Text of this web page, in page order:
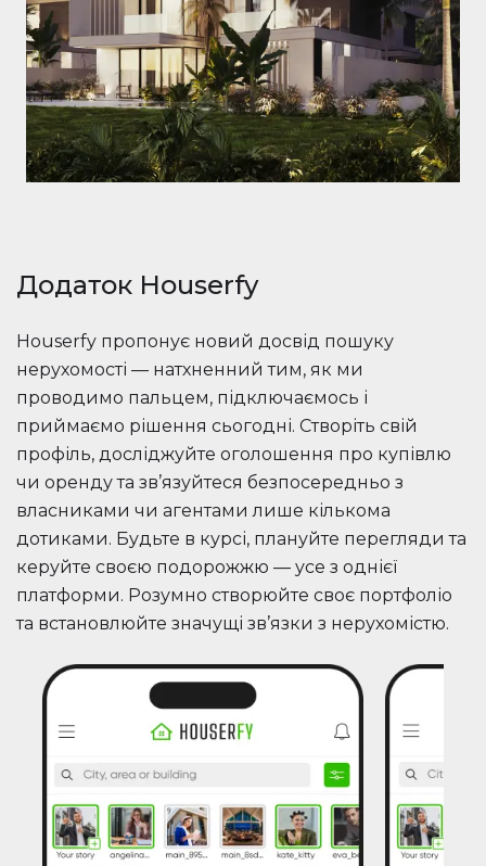
Додаток Houserfy
Houserfy пропонує новий досвід пошуку
нерухомості — натхненний тим, як ми
проводимо пальцем, підключаємось і
приймаємо рішення сьогодні. Створіть свій
профіль, досліджуйте оголошення про купівлю
чи оренду та зв’язуйтеся безпосередньо з
власниками чи агентами лише кількома
дотиками. Будьте в курсі, плануйте перегляди та
керуйте своєю подорожжю — усе з однієї
платформи. Розумно створюйте своє портфоліо
та встановлюйте значущі зв’язки з нерухомістю.